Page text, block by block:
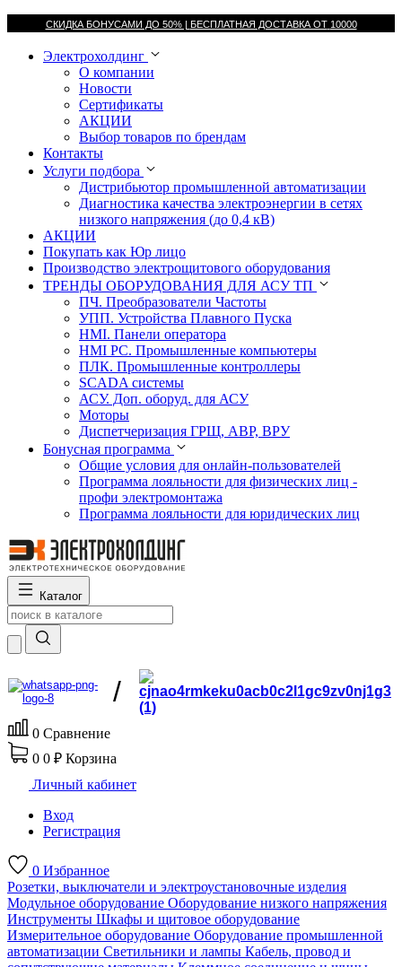
СКИДКА БОНУСАМИ ДО 50% | БЕСПЛАТНАЯ ДОСТАВКА ОТ 10000
Электрохолдинг
О компании
Новости
Сертификаты
АКЦИИ
Выбор товаров по брендам
Контакты
Услуги подбора
Дистрибьютор промышленной автоматизации
Диагностика качества электроэнергии в сетях
низкого напряжения (до 0,4 кВ)
АКЦИИ
Покупать как Юр лицо
Производство электрощитового оборудования
ТРЕНДЫ ОБОРУДОВАНИЯ ДЛЯ АСУ ТП
ПЧ. Преобразователи Частоты
УПП. Устройства Плавного Пуска
HMI. Панели оператора
HMI РС. Промышленные компьютеры
ПЛК. Промышленные контроллеры
SCADA системы
АСУ. Доп. оборуд. для АСУ
Моторы
Диспетчеризация ГРЩ, АВР, ВРУ
Бонусная программа
Общие условия для онлайн-пользователей
Программа лояльности для физических лиц -
профи электромонтажа
Программа лояльности для юридических лиц
Каталог
/
0 Сравнение
0 0 ₽ Корзина
Личный кабинет
Вход
Регистрация
0 Избранное
Розетки, выключатели и электроустановочные изделия
Модульное оборудование Оборудование низкого напряжения
Инструменты Шкафы и щитовое оборудование
Измерительное оборудование Оборудование промышленной
автоматизации Светильники и лампы Кабель, провод и